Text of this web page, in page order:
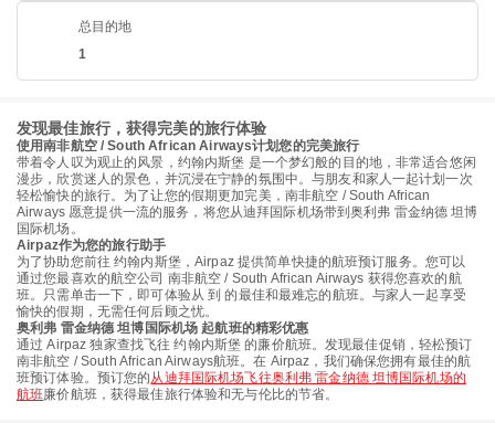
总目的地
1
发现最佳旅行，获得完美的旅行体验
使用南非航空 / South African Airways计划您的完美旅行
带着令人叹为观止的风景，约翰内斯堡 是一个梦幻般的目的地，非常适合悠闲
漫步，欣赏迷人的景色，并沉浸在宁静的氛围中。与朋友和家人一起计划一次
轻松愉快的旅行。为了让您的假期更加完美，南非航空 / South African
Airways 愿意提供一流的服务，将您从迪拜国际机场带到奥利弗 雷金纳德 坦博
国际机场。
Airpaz作为您的旅行助手
为了协助您前往 约翰内斯堡，Airpaz 提供简单快捷的航班预订服务。您可以
通过您最喜欢的航空公司 南非航空 / South African Airways 获得您喜欢的航
班。只需单击一下，即可体验从 到 的最佳和最难忘的航班。与家人一起享受
愉快的假期，无需任何后顾之忧。
奥利弗 雷金纳德 坦博国际机场 起航班的精彩优惠
通过 Airpaz 独家查找飞往 约翰内斯堡 的廉价航班。发现最佳促销，轻松预订
南非航空 / South African Airways航班。在 Airpaz，我们确保您拥有最佳的航
班预订体验。预订您的从迪拜国际机场飞往奥利弗 雷金纳德 坦博国际机场的
航班廉价航班，获得最佳旅行体验和无与伦比的节省。